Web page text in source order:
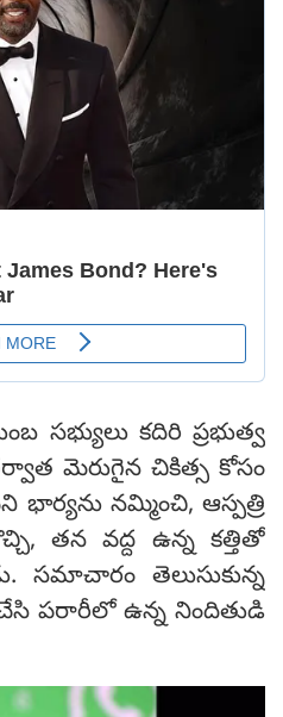
సభ్యులు కదిరి ప్రభుత్వ
మెరుగైన చికిత్స కోసం
భార్యను నమ్మించి, ఆస్పత్రి
తన వద్ద ఉన్న కత్తితో
సమాచారం తెలుసుకున్న
పరారీలో ఉన్న నిందితుడి